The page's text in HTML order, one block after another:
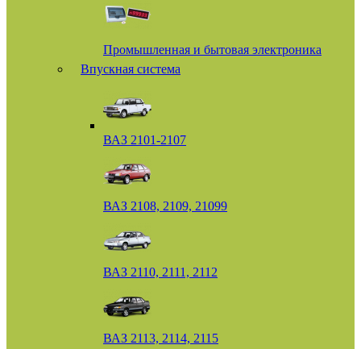
Промышленная и бытовая электроника
Впускная система
ВАЗ 2101-2107
ВАЗ 2108, 2109, 21099
ВАЗ 2110, 2111, 2112
ВАЗ 2113, 2114, 2115